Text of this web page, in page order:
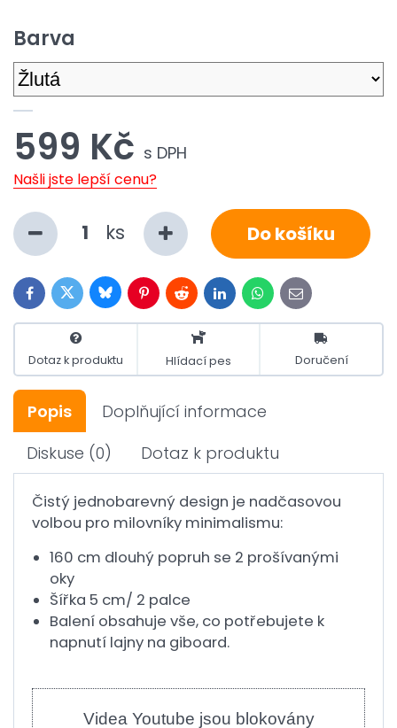
Barva
599 Kč s DPH
Našli jste lepší cenu?
ks Do košíku
FacebookTwitterBlueskyPinterestRedditLinkedInWhatsApp
E-
mail
Dotaz k produktu Hlídací pes Doručení
Popis
Doplňující informace
Diskuse (0) Dotaz k produktu
Čistý jednobarevný design je nadčasovou
volbou pro milovníky minimalismu:
160 cm dlouhý popruh se 2 prošívanými
oky
Šířka 5 cm/ 2 palce
Balení obsahuje vše, co potřebujete k
napnutí lajny na giboard.
Videa Youtube jsou blokovány